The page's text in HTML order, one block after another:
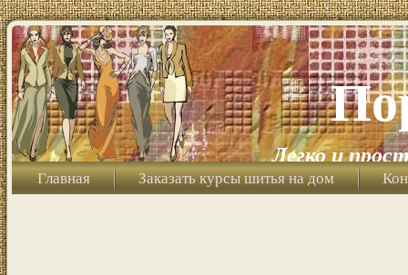
Легко и
Главная Заказать курсы шитья на дом